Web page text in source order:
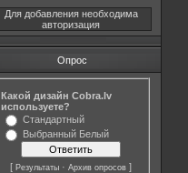
Для добавления необходима
авторизация
Опрос
Какой дизайн Cobra.lv
используете?
Стандартный
Выбранный Белый
[ Результаты · Архив опросов ]